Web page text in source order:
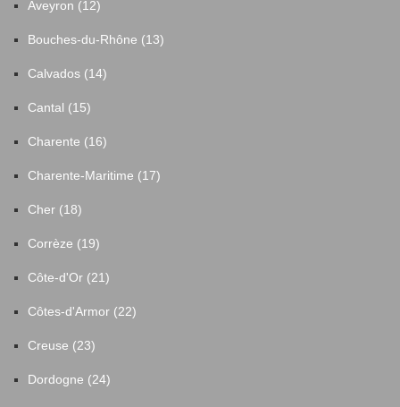
Aveyron (12)
Bouches-du-Rhône (13)
Calvados (14)
Cantal (15)
Charente (16)
Charente-Maritime (17)
Cher (18)
Corrèze (19)
Côte-d'Or (21)
Côtes-d'Armor (22)
Creuse (23)
Dordogne (24)